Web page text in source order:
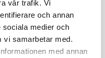
vår trafik. Vi
och annan
sociala medier och
vi samarbetar med.
med annan
bilhållare för
Rek: 249,00 kr